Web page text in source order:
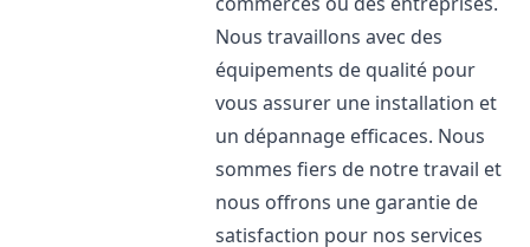
Nous travaillons avec des
équipements de qualité pour
vous assurer une installation et
un dépannage efficaces. Nous
sommes fiers de notre travail et
nous offrons une garantie de
satisfaction pour nos services